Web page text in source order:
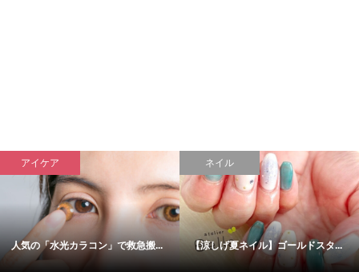
アイケア
人気の「水光カラコン」で救急搬...
ネイル
【涼しげ夏ネイル】ゴールドスタ...